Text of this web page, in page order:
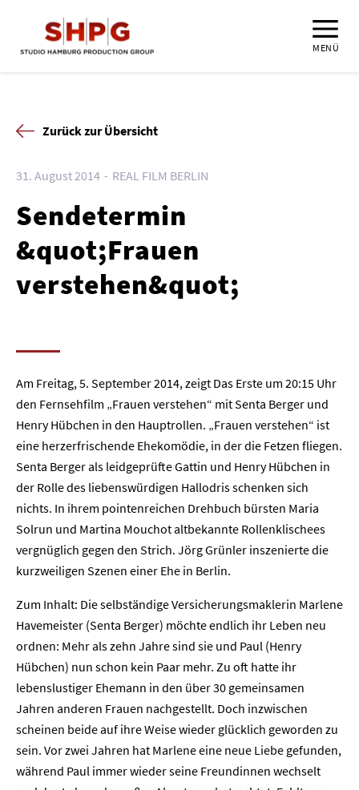
MENÜ
Zurück zur Übersicht
31. August 2014 REAL FILM BERLIN
Sendetermin
&quot;Frauen
verstehen&quot;
Am Freitag, 5. September 2014, zeigt Das Erste um 20:15 Uhr
den Fernsehfilm „Frauen verstehen“ mit Senta Berger und
Henry Hübchen in den Hauptrollen. „Frauen verstehen“ ist
eine herzerfrischende Ehekomödie, in der die Fetzen fliegen.
Senta Berger als leidgeprüfte Gattin und Henry Hübchen in
der Rolle des liebenswürdigen Hallodris schenken sich
nichts. In ihrem pointenreichen Drehbuch bürsten Maria
Solrun und Martina Mouchot altbekannte Rollenklischees
vergnüglich gegen den Strich. Jörg Grünler inszenierte die
kurzweiligen Szenen einer Ehe in Berlin.
Zum Inhalt: Die selbständige Versicherungsmaklerin Marlene
Havemeister (Senta Berger) möchte endlich ihr Leben neu
ordnen: Mehr als zehn Jahre sind sie und Paul (Henry
Hübchen) nun schon kein Paar mehr. Zu oft hatte ihr
lebenslustiger Ehemann in den über 30 gemeinsamen
Jahren anderen Frauen nachgestellt. Doch inzwischen
scheinen beide auf ihre Weise wieder glücklich geworden zu
sein. Vor zwei Jahren hat Marlene eine neue Liebe gefunden,
während Paul immer wieder seine Freundinnen wechselt